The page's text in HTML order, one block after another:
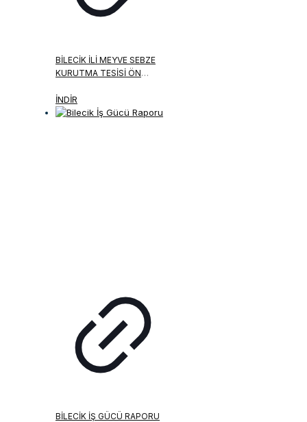
BILECIK İLI MEYVE SEBZE
KURUTMA TESISI ÖN
İNDİR
BILECIK İŞ GÜCÜ RAPORU